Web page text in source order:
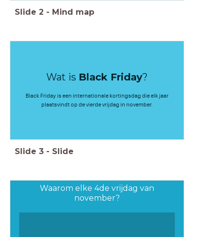
Slide 2 - Mind map
Wat is Black Friday?
Black Friday is een internationale kortingsdag die elk jaar
plaatsvindt op de vierde vrijdag in november.
Slide 3 - Slide
Waarom elke 4de vrijdag van
november?